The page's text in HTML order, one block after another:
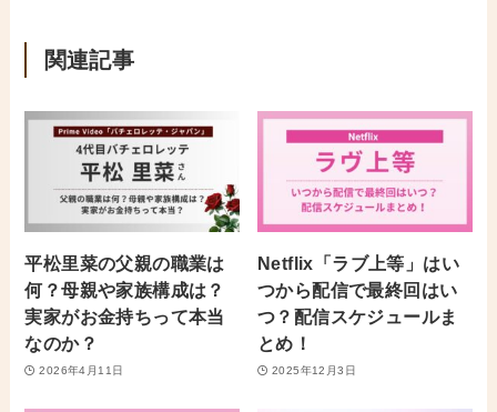
関連記事
平松里菜の父親の職業は
何？母親や家族構成は？
実家がお金持ちって本当
なのか？
2026年4月11日
Netflix「ラブ上等」はい
つから配信で最終回はい
つ？配信スケジュールま
とめ！
2025年12月3日